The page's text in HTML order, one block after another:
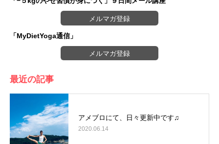
メルマガ登録
「MyDietYoga通信」
メルマガ登録
最近の記事
アメブロにて、日々更新中です♫
2020.06.14